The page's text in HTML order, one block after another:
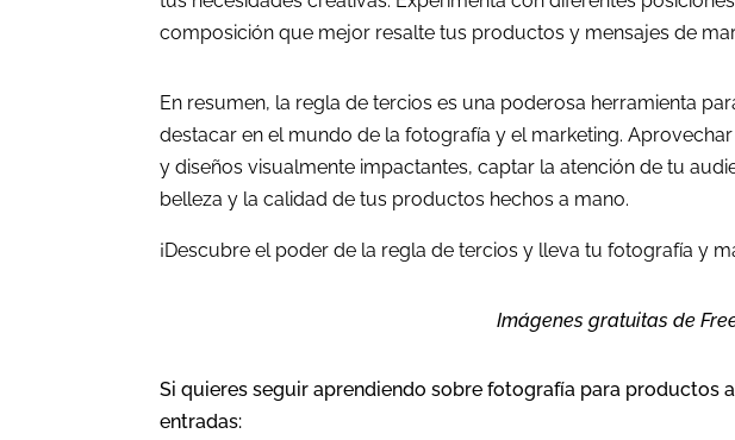
composición que mejor resalte tus productos y mensajes de
En resumen, la regla de tercios es una poderosa herramienta
destacar en el mundo de la fotografía y el marketing.
y diseños visualmente impactantes, captar la atención de tu
belleza y la calidad de tus productos hechos a mano.
¡Descubre el poder de la regla de tercios y lleva tu fotografía y
Imágenes gratuitas de
Si quieres seguir aprendiendo sobre fotografía para productos
entradas: